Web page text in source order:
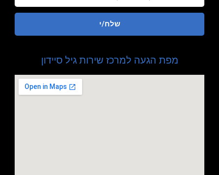
שלח/י
מפת הגעה למרכז שירות גיל סיידון